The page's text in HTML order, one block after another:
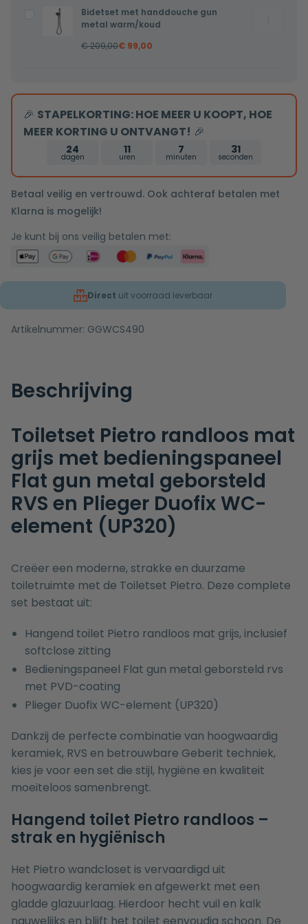
metal
koud
Bidetset
met
handdouche
Bidetset met handdouche gun
metal warm/koud
warm/
aantal
€209,00€ 99,00
🎉 STAPELKORTING: HOE MEER U KOOPT, HOE
MEER KORTING U ONTVANGT! 🎉
24
dagen
11
uren
7
minuten
30
seconden
Betaal veilig en vertrouwd. Ook achteraf betalen met
Klarna is mogelijk!
Je kunt bij ons veilig betalen met:
Direct uit voorraad leverbaar
Artikelnummer: GGWCS490
Beschrijving
Toiletset Pietro randloos mat
grijs met bedieningspaneel
Flat gun metal geborsteld
RVS en Plieger Duofix WC-
element (UP320)
Creëer een moderne, strakke en duurzame
toiletruimte met de Toiletset Pietro. Deze complete
set bestaat uit:
Hangend toilet Pietro randloos mat grijs, inclusief
softclose zitting
Bedieningspaneel Flat gun metal geborsteld rvs
met PVD-coating
Plieger Duofix WC-element (UP320)
Dankzij de perfecte combinatie van hoogwaardig
keramiek, RVS en betrouwbare Geberit techniek,
kies je voor een set die stijl, hygiëne en kwaliteit
moeiteloos samenbrengt.
Hangend toilet Pietro randloos –
strak en hygiënisch
Het Pietro wandcloset is vervaardigd uit
hoogwaardig keramiek en afgewerkt met een
gladde glazuurlaag. Hierdoor hecht vuil en kalk